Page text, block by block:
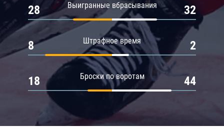
Выигранные вбрасывания
28 32
Штрафное время
8 2
Броски по воротам
18 44